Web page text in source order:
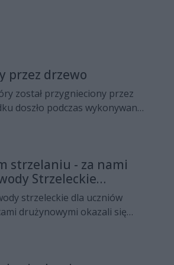
przez drzewo
został przygnieciony przez
doszło podczas wykonywania
strzelaniu - za nami
Strzeleckie
strzeleckie dla uczniów
drużynowymi okazali się
Szyderska, a najlepszym